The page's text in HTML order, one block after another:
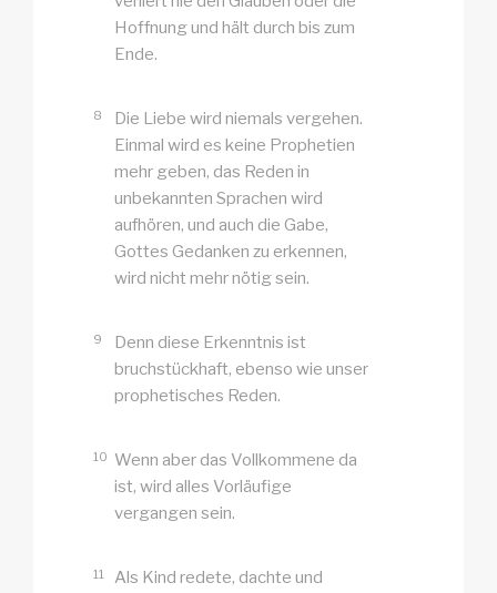
Hoffnung und hält durch bis zum
Ende.
8
Die Liebe wird niemals vergehen.
Einmal wird es keine Prophetien
mehr geben, das Reden in
unbekannten Sprachen wird
aufhören, und auch die Gabe,
Gottes Gedanken zu erkennen,
wird nicht mehr nötig sein.
9
Denn diese Erkenntnis ist
bruchstückhaft, ebenso wie unser
prophetisches Reden.
10 Wenn aber das Vollkommene da
ist, wird alles Vorläufige
vergangen sein.
11
Als Kind redete, dachte und